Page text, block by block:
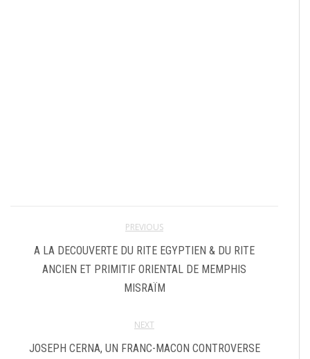
PREVIOUS
A LA DECOUVERTE DU RITE EGYPTIEN & DU RITE
ANCIEN ET PRIMITIF ORIENTAL DE MEMPHIS
MISRAÏM
NEXT
JOSEPH CERNA, UN FRANC-MACON CONTROVERSE